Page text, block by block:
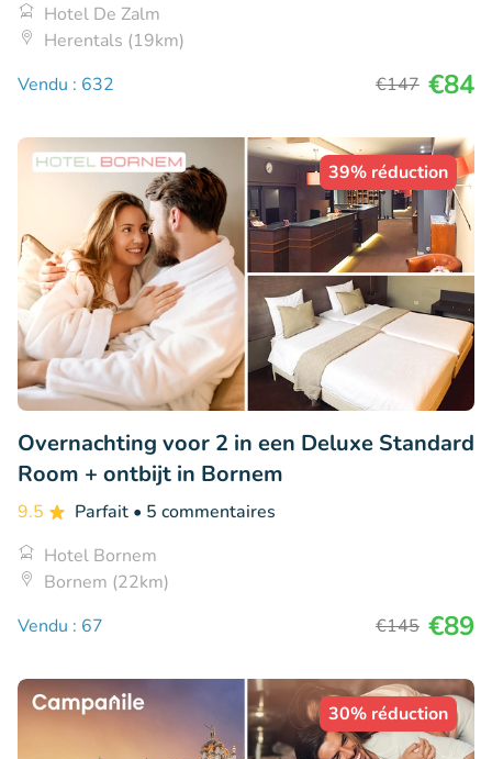
Hotel De Zalm
Herentals (19km)
Vendu : 632
€147 €84
39% réduction
Overnachting voor 2 in een Deluxe Standard
Room + ontbijt in Bornem
9.5 Parfait • 5 commentaires
Hotel Bornem
Bornem (22km)
Vendu : 67
€145 €89
30% réduction